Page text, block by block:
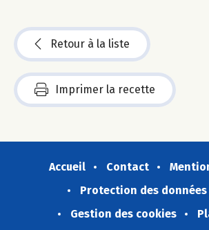
Retour à la liste
Imprimer la recette
Accueil Contact
Protection des données
Gestion des cookies